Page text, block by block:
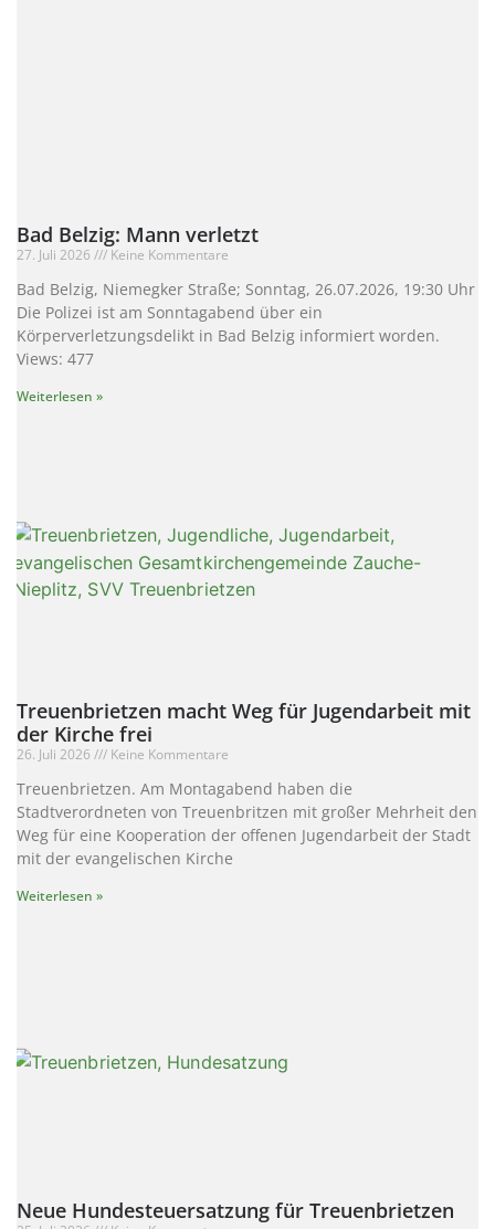
Bad Belzig: Mann verletzt
27. Juli 2026 Keine Kommentare
Bad Belzig, Niemegker Straße; Sonntag, 26.07.2026, 19:30 Uhr
Die Polizei ist am Sonntagabend über ein
Körperverletzungsdelikt in Bad Belzig informiert worden.
Views: 477
Weiterlesen »
Treuenbrietzen macht Weg für Jugendarbeit mit
der Kirche frei
26. Juli 2026 Keine Kommentare
Treuenbrietzen. Am Montagabend haben die
Stadtverordneten von Treuenbritzen mit großer Mehrheit den
Weg für eine Kooperation der offenen Jugendarbeit der Stadt
mit der evangelischen Kirche
Weiterlesen »
Neue Hundesteuersatzung für Treuenbrietzen